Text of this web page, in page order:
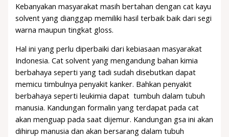
Kebanyakan masyarakat masih bertahan dengan cat kayu
solvent yang dianggap memiliki hasil terbaik baik dari segi
warna maupun tingkat gloss.
Hal ini yang perlu diperbaiki dari kebiasaan masyarakat
Indonesia. Cat solvent yang mengandung bahan kimia
berbahaya seperti yang tadi sudah disebutkan dapat
memicu timbulnya penyakit kanker. Bahkan penyakit
berbahaya seperti leukimia dapat tumbuh dalam tubuh
manusia. Kandungan formalin yang terdapat pada cat
akan menguap pada saat dijemur. Kandungan gsa ini akan
dihirup manusia dan akan bersarang dalam tubuh